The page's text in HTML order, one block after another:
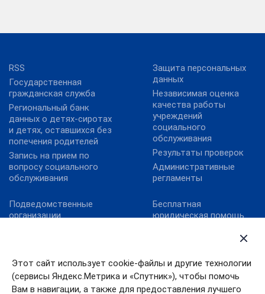
Этот сайт использует cookie-файлы и другие технологии
(сервисы Яндекс.Метрика и «Спутник»), чтобы помочь
Вам в навигации, а также для предоставления лучшего
RSS
Государственная
гражданская служба
Региональный банк
данных о детях-сиротах
и детях, оставшихся без
попечения родителей
Запись на прием по
вопросу социального
обслуживания
Защита персональных
данных
Независимая оценка
качества работы
учреждений
социального
обслуживания
Результаты проверок
Административные
регламенты
Подведомственные
организации
деятельность
Реализация комплекса
мер Фонда по детям с
Бесплатная
юридическая помощь
антитеррористической
Правительство
Ивановской области
Противодействие